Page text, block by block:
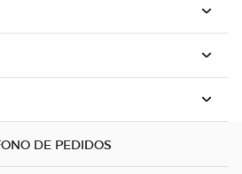
DE PEDIDOS